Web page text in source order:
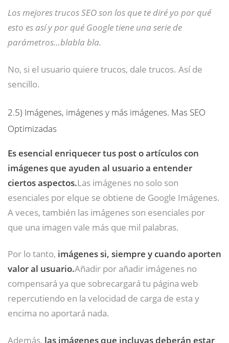
Los mejores trucos SEO son los que te diré yo por qué
esto es así y por qué Google tiene una serie de
parámetros…blabla bla.
No, si el usuario quiere trucos, dale trucos. Así de
sencillo.
2.5) Imágenes, imágenes y más imágenes. Mas SEO
Optimizadas
Es esencial enriquecer tus post o artículos con
imágenes que ayuden al usuario a entender
ciertos aspectos.Las imágenes no solo son
esenciales por elque se obtiene de Google Imágenes.
A veces, también las imágenes son esenciales por
que una imagen vale más que mil palabras.
Por lo tanto, imágenes si, siempre y cuando aporten
valor al usuario.Añadir por añadir imágenes no
compensará ya que sobrecargará tu página web
repercutiendo en la velocidad de carga de esta y
encima no aportará nada.
Además, las imágenes que incluyas deberán estar